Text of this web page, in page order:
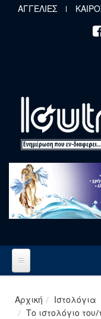
Παράκαμψη προς το
ΑΓΓΕΛΙΕΣ
Αρχική
Ιστολόγια
Το ιστολόγιο